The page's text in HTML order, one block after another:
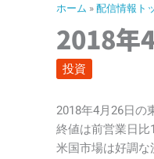
ホーム » 配信情報ト
2018年
投資
2018年4月26日の
終値は前営業日比
米国市場は好調な